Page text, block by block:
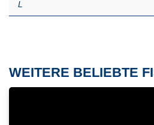
L
WEITERE BELIEBTE